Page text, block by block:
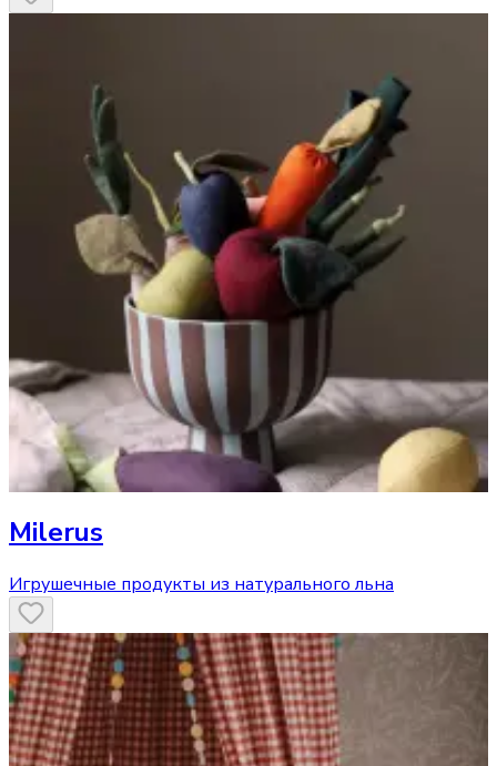
Milerus
Игрушечные продукты из натурального льна